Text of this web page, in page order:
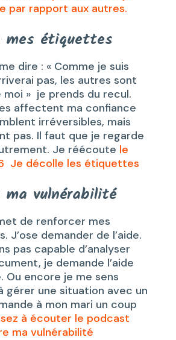
par rapport aux autres.
mes étiquettes
dire : « Comme je suis
pas, les autres sont
moi » je prends du recul.
affectent ma confiance
irréversibles, mais
pas. Il faut que je regarde
Je réécoute le
Je décolle les étiquettes
ma vulnérabilité
de renforcer mes
J’ose demander de l’aide.
pas capable d’analyser
je demande l’aide
Ou encore je me sens
gérer une situation avec un
à mon mari un coup
à écouter le podcast
ma vulnérabilité